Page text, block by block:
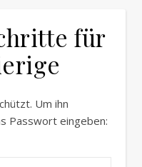
für
Um ihn
Passwort eingeben: